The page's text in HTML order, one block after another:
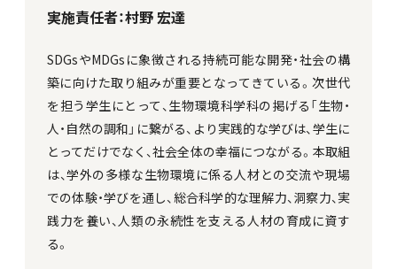
実施責任者：村野 宏達
SDGsやMDGsに象徴される持続可能な開発・社会の構
築に向けた取り組みが重要となってきている。次世代
を担う学生にとって、生物環境科学科の掲げる「生物・
人・自然の調和」に繋がる、より実践的な学びは、学生に
とってだけでなく、社会全体の幸福につながる。本取組
は、学外の多様な生物環境に係る人材との交流や現場
での体験・学びを通し、総合科学的な理解力、洞察力、実
践力を養い、人類の永続性を支える人材の育成に資す
る。